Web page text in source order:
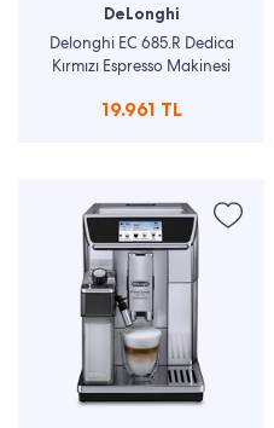
DeLonghi
Delonghi EC 685.R Dedica
Kırmızı Espresso Makinesi
19.961 TL